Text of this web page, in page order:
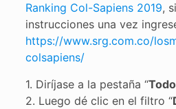
Ranking Col-Sapiens 2019,
instrucciones una vez
https://www.srg.com.co/
colsapiens/
1. Diríjase a la pestaña “
2. Luego dé clic en el filtro “